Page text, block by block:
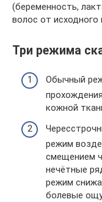
(беременность,
волос от исходного
Три режима
Обычный
кожной
режим
смещением
нечётные
режим
болевые